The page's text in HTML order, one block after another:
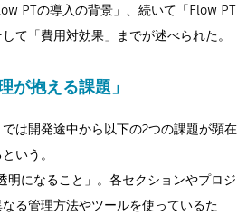
PTの導入の背景」、続いて「Flow PT
て「費用対効果」までが述べられた。
が抱える課題」
は開発途中から以下の2つの課題が顕在
いう。
明になること」。各セクションやプロジ
る管理方法やツールを使っているた